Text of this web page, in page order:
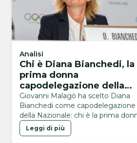
Analisi
Chi è Diana Bianchedi, la
prima donna
capodelegazione della
Nazionale
Giovanni Malagò ha scelto Diana
Bianchedi come capodelegazione
della Nazionale: chi è la prima
a ricoprire questo ruolo
Leggi di più